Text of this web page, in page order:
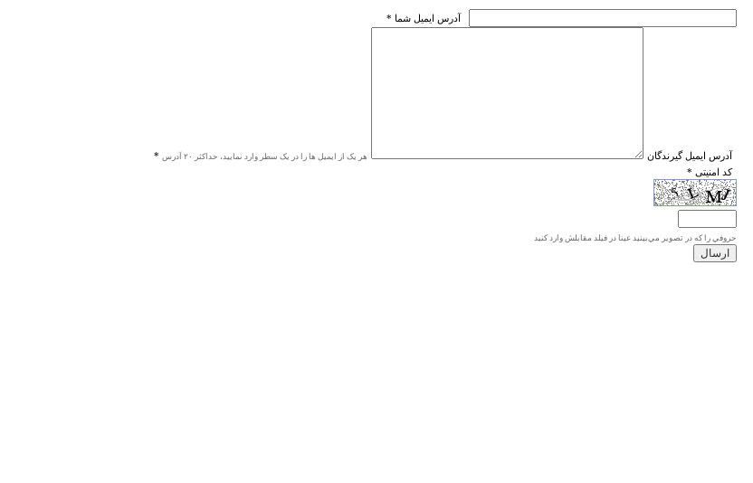
* آدرس ايميل شما
* آدرس ايميل گيرندگان هر یک از ایمیل ها را در یک سطر وارد نمایید، حداکثر ۲۰ آدرس
* کد امنیتی
حروفي را كه در تصوير مي‌بينيد عينا در فيلد مقابلش وارد كنيد